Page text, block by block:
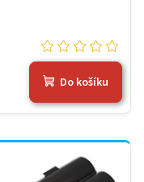
Do košíku